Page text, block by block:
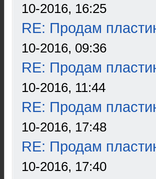
10-2016, 16:25
RE: Продам
10-2016, 09:36
RE: Продам
10-2016, 11:44
RE: Продам
10-2016, 17:48
RE: Продам
10-2016, 17:40